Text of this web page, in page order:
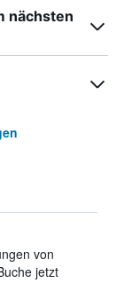
nächsten
von
jetzt